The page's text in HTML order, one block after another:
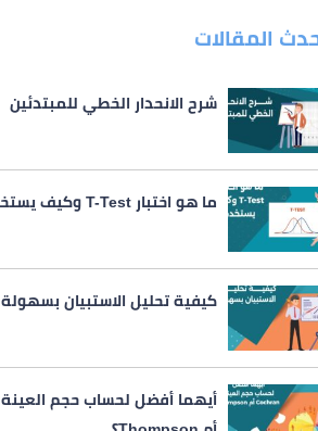
المقالات
شرح الانحدار الخطي للمبتدئين
ما هو اختبار T-Test وكيف يستخدم
كيفية تحليل الاستبيان بسهولة